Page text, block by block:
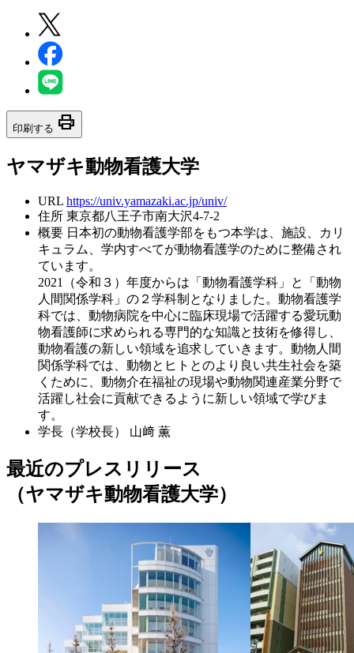
印刷する print
ヤマザキ動物看護大学
URL https://univ.yamazaki.ac.jp/univ/
住所 東京都八王子市南大沢4-7-2
概要 日本初の動物看護学部をもつ本学は、施設、カリ
キュラム、学内すべてが動物看護学のために整備され
ています。
2021（令和３）年度からは「動物看護学科」と「動物
人間関係学科」の２学科制となりました。動物看護学
科では、動物病院を中心に臨床現場で活躍する愛玩動
物看護師に求められる専門的な知識と技術を修得し、
動物看護の新しい領域を追求していきます。動物人間
関係学科では、動物とヒトとのより良い共生社会を築
くために、動物介在福祉の現場や動物関連産業分野で
活躍し社会に貢献できるように新しい領域で学びま
す。
学長（学校長）
山﨑 薫
最近のプレスリリース
（ヤマザキ動物看護大学）